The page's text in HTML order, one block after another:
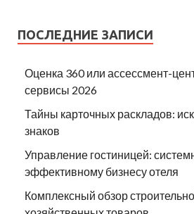
ПОСЛЕДНИЕ ЗАПИСИ
Оценка 360 или ассессмент-
сервисы 2026
Тайны карточных раскладов:
знаков
Управление гостиницей:
эффективному бизнесу отеля
Комплексный обзор